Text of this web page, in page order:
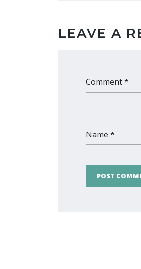
LEAVE A
Comment *
Name *
POST